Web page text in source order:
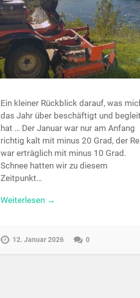
Ein kleiner Rückblick darauf, was
das Jahr über beschäftigt und
hat … Der Januar war nur am Anfang
richtig kalt mit minus 20 Grad, der
war erträglich mit minus 10 Grad.
Schnee hatten wir zu diesem
Zeitpunkt…
Weiterlesen →
12. Januar 2026 0